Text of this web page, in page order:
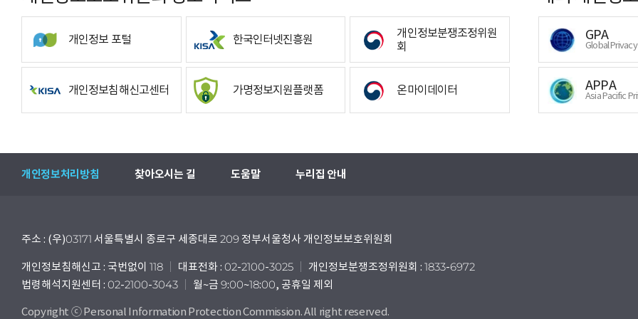
개인정보 포털 한국인터넷진흥원
개인정보분쟁조정위원
회
개인정보침해신고센터 가명정보지원플랫폼 온마이데이터
GPA
Global
APPA
Asia Pacific
개인정보처리방침 찾아오시는 길 도움말 누리집 안내
주소 : (우)03171 서울특별시 종로구 세종대로 209 정부서울청사 개인정보보호위원회
개인정보침해신고 : 국번없이 118 대표전화 : 02-2100-3025
개인정보분쟁조정위원회 : 1833-6972
법령해석지원센터 : 02-2100-3043
월~금 9:00~18:00, 공휴일 제외
Copyright ⓒ Personal Information Protection Commission. All right reserved.